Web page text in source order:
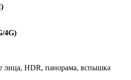
4G)
лица, HDR, панорама, вспышка